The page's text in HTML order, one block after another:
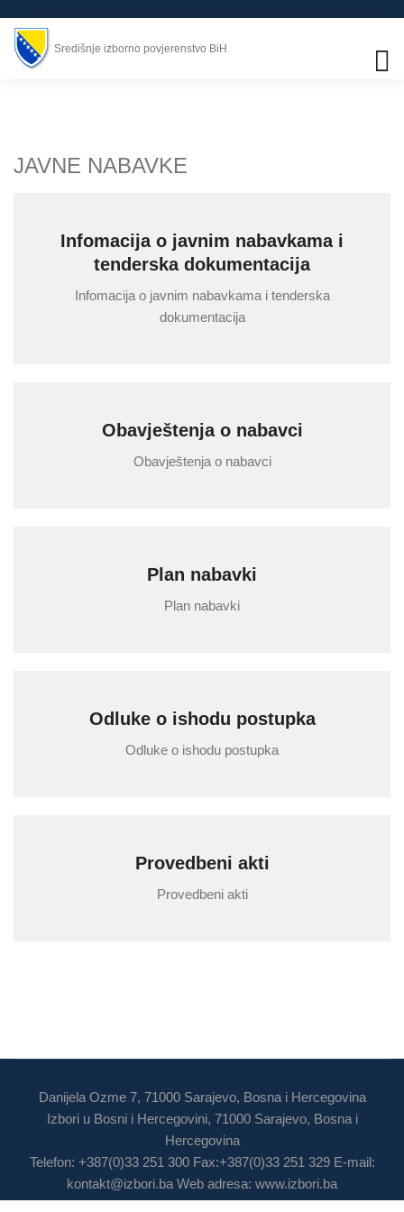
Središnje izborno povjerenstvo BiH
JAVNE NABAVKE
Infomacija o javnim nabavkama i
tenderska dokumentacija
Infomacija o javnim nabavkama i tenderska
dokumentacija
Obavještenja o nabavci
Obavještenja o nabavci
Plan nabavki
Plan nabavki
Odluke o ishodu postupka
Odluke o ishodu postupka
Provedbeni akti
Provedbeni akti
Danijela Ozme 7, 71000 Sarajevo, Bosna i Hercegovina
Izbori u Bosni i Hercegovini, 71000 Sarajevo, Bosna i
Hercegovina
Telefon: +387(0)33 251 300 Fax:+387(0)33 251 329 E-mail:
kontakt@izbori.ba Web adresa: www.izbori.ba